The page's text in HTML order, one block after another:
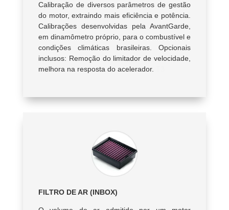
Calibração de diversos parâmetros de gestão
do motor, extraindo mais eficiência e potência.
Calibrações desenvolvidas pela AvantGarde,
em dinamômetro próprio, para o combustível e
condições climáticas brasileiras. Opcionais
inclusos: Remoção do limitador de velocidade,
melhora na resposta do acelerador.
FILTRO DE AR (INBOX)